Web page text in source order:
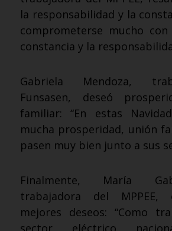
la responsabilidad y la
comprometerse mucho
constancia y la
Gabriela Mendoza,
Funsasen, deseó
familiar: “En estas
mucha prosperidad, unión
pasen muy bien junto a sus
Finalmente, María
trabajadora del MPPEE,
mejores deseos: “Como
sector eléctrico